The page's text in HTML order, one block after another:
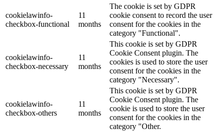
cookielawinfo-
checkbox-functional
11
months
The cookie is set by GDPR
cookie consent to record the user
consent for the cookies in the
category "Functional".
cookielawinfo-
checkbox-necessary
11
months
This cookie is set by GDPR
Cookie Consent plugin. The
cookies is used to store the user
consent for the cookies in the
category "Necessary".
cookielawinfo-
checkbox-others
11
months
This cookie is set by GDPR
Cookie Consent plugin. The
cookie is used to store the user
consent for the cookies in the
category "Other.